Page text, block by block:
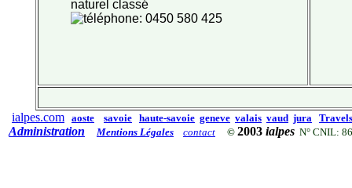
naturel classé
: 0450 580 425
ialpes.com aoste savoie haute-savoie geneve valais vaud jura
Administration Mentions Légales contact © 2003 ialpes N° CNIL: